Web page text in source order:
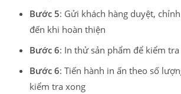
Bước 5: Gửi khách hàng duyệt,
đến khi hoàn thiện
Bước 6: In thử sản phẩm để kiểm
Bước 6: Tiến hành in ấn theo số
kiểm tra xong